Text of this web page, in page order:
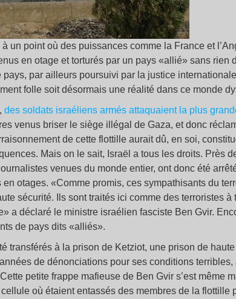
un point où des puissances comme la France et
en otage et torturés par un pays «allié» sans rien
pays, par ailleurs poursuivi par la justice
folle soit désormais une réalité dans ce monde
des soldats israéliens armés attaquaient la plus
venus briser le siège illégal de Gaza, et donc
de cette flottille aurait dû, en soi,
Mais on le sait, Israël a tous les droits. Près
venues du monde entier, ont donc été
otages. «Comme promis, ces sympathisants du
sécurité. Ils sont traités ici comme des terroristes à
a déclaré le ministre israélien fasciste Ben Gvir.
de pays dits «alliés».
transférés à la prison de Ketziot, une prison de
de dénonciations pour ses conditions
petite frappe mafieuse de Ben Gvir s’est même
où étaient entassés des membres de la flottille